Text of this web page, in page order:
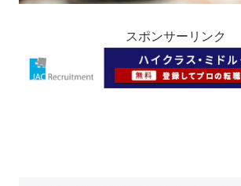
スポンサーリンク